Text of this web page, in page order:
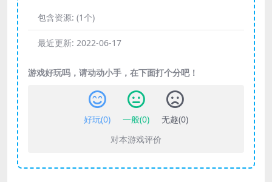
包含资源: (1个)
最近更新: 2022-06-17
游戏好玩吗，请动动小手，在下面打个分吧！
好玩(0) 一般(0) 无趣(0)
对本游戏评价